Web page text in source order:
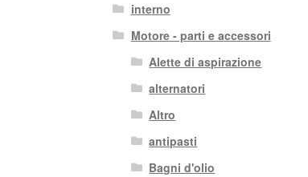
interno
Motore - parti e accessori
Alette di aspirazione
alternatori
Altro
antipasti
Bagni d'olio